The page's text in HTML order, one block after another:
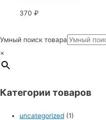
370 ₽
Умный поиск товара
×
Категории товаров
uncategorized (1)